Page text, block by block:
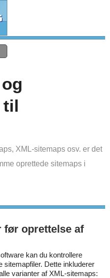
til
XML-sitemaps osv. er det
oprettede sitemaps i
før oprettelse af
kan du kontrollere
sitemapfiler. Dette inkluderer
varianter af XML-sitemaps: